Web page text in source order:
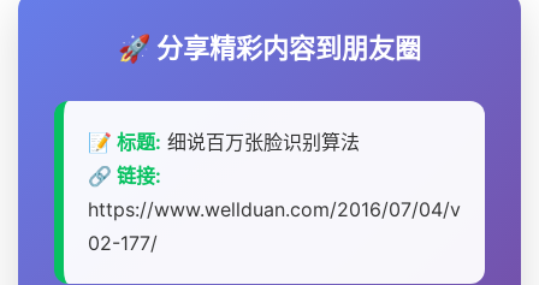
🚀 分享精彩内容到朋友圈
📝 标题: 细说百万张脸识别算法
🔗 链接:
https://www.wellduan.com/2016/07/04/v
02-177/